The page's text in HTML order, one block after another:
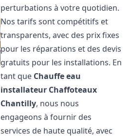
perturbations à votre quotidien.
Nos tarifs sont compétitifs et
transparents, avec des prix fixes
pour les réparations et des devis
gratuits pour les installations. En
tant que Chauffe eau
installateur Chaffoteaux
Chantilly, nous nous
engageons à fournir des
services de haute qualité, avec